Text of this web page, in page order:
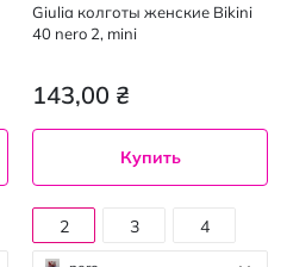
Giulia колготы женские Bikini
40 nero 2, mini
143,00 ₴
Купить
2 3 4